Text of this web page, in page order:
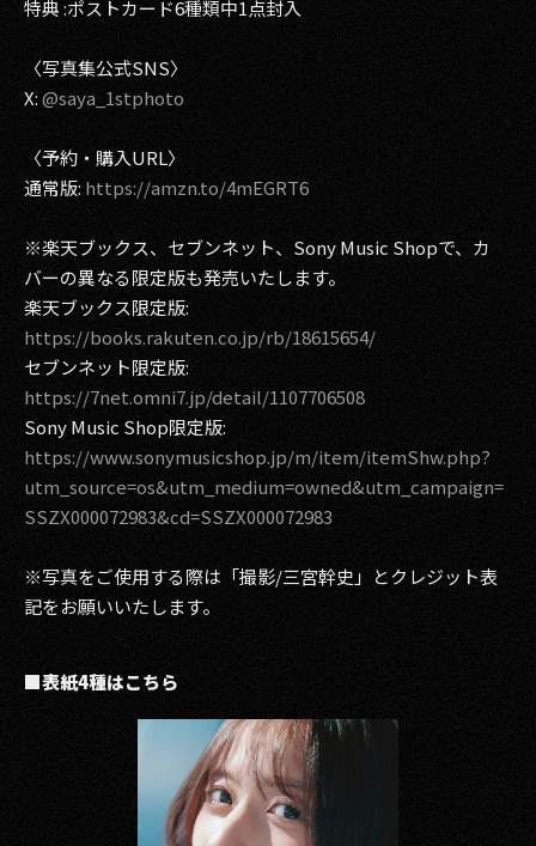
特典 :ポストカード6種類中1点封入
〈写真集公式SNS〉
X:@saya_1stphoto
〈予約・購入URL〉
通常版: https://amzn.to/4mEGRT6
※楽天ブックス、セブンネット、Sony Music Shopで、カ
バーの異なる限定版も発売いたします。
楽天ブックス限定版:
https://books.rakuten.co.jp/rb/18615654/
セブンネット限定版:
https://7net.omni7.jp/detail/1107706508
Sony Music Shop限定版:
https://www.sonymusicshop.jp/m/item/itemShw.php?
utm_source=os&utm_medium=owned&utm_campaign=
SSZX000072983&cd=SSZX000072983
※写真をご使用する際は「撮影/三宮幹史」とクレジット表
記をお願いいたします。
■表紙4種はこちら